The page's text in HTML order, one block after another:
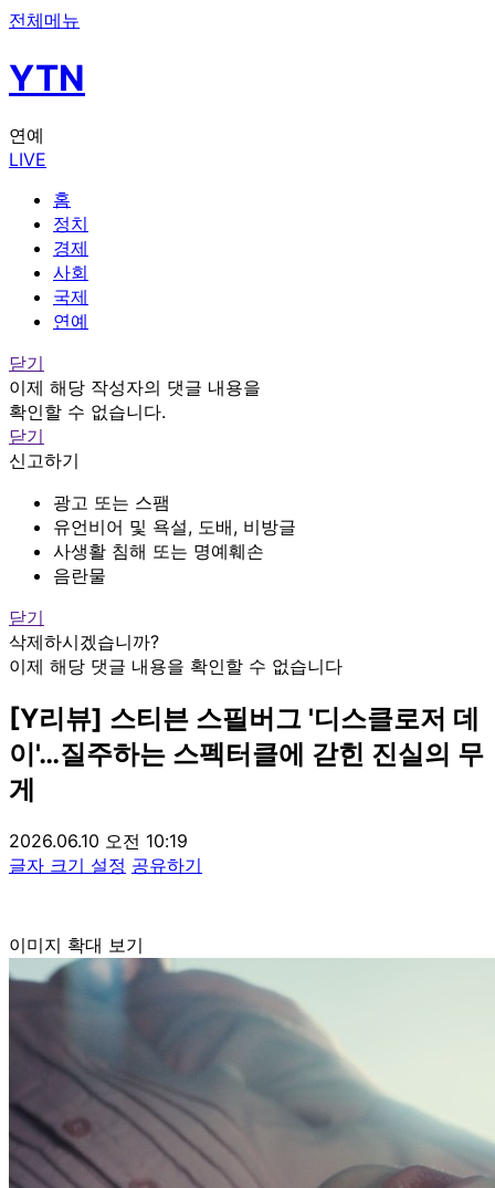
전체메뉴
YTN
연예
LIVE
홈
정치
경제
사회
국제
연예
닫기
이제 해당 작성자의 댓글 내용을
확인할 수 없습니다.
닫기
신고하기
광고 또는 스팸
유언비어 및 욕설, 도배, 비방글
사생활 침해 또는 명예훼손
음란물
닫기
삭제하시겠습니까?
이제 해당 댓글 내용을 확인할 수 없습니다
[Y리뷰] 스티븐 스필버그 '디스클로저 데
이'…질주하는 스펙터클에 갇힌 진실의 무
게
2026.06.10 오전 10:19
글자 크기 설정 공유하기
이미지 확대 보기